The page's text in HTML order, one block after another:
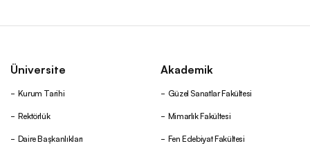
Üniversite
Kurum Tarihi
Rektörlük
Daire Başkanlıkları
Akademik
Güzel Sanatlar Fakültesi
Mimarlık Fakültesi
Fen Edebiyat Fakültesi